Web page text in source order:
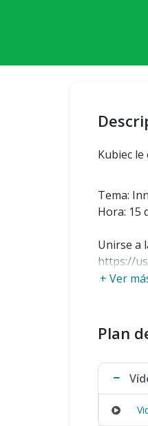
+ Ver
Kubiec
Tema:
Hora: 15
Unirse a
https://
Móvil
Marcar
+1 309
Plan